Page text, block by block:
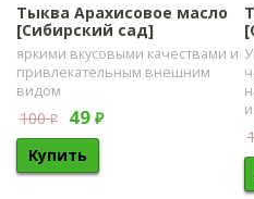
Тыква Арахисовое масло
[Сибирский сад]
яркими вкусовыми качествами и
привлекательным внешним
видом
100₽ 49 ₽